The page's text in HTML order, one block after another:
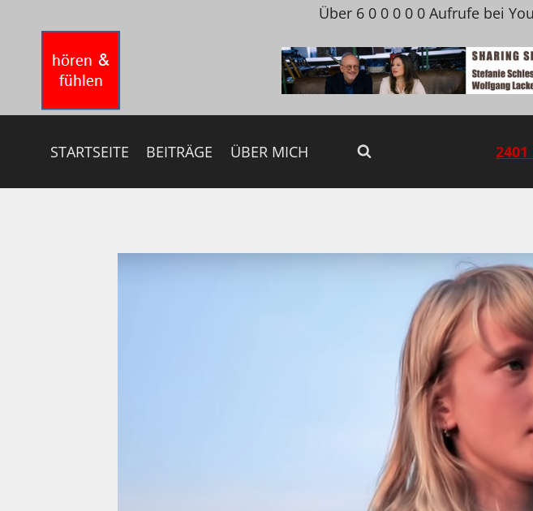
springen
Über 6 0 0 0 0 0 Aufrufe bei
STARTSEITE BEITRÄGE ÜBER MICH